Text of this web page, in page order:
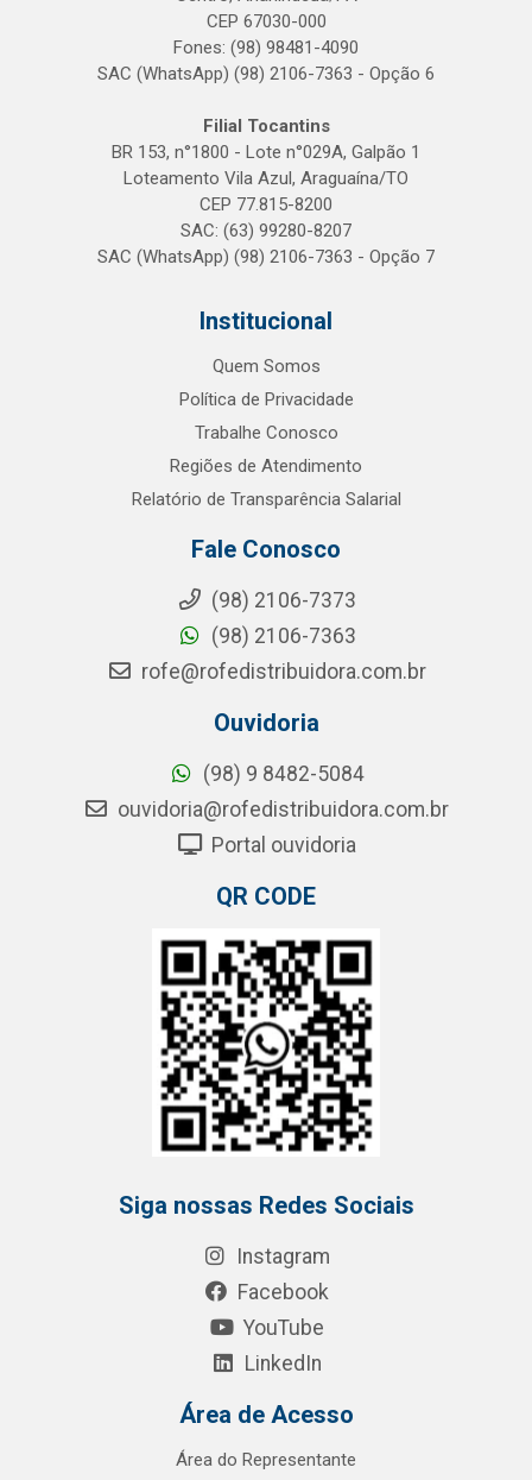
CEP 67030-000
Fones: (98) 98481-4090
SAC (WhatsApp) (98) 2106-7363 - Opção 6
Filial Tocantins
BR 153, n°1800 - Lote n°029A, Galpão 1
Loteamento Vila Azul, Araguaína/TO
CEP 77.815-8200
SAC: (63) 99280-8207
SAC (WhatsApp) (98) 2106-7363 - Opção 7
Institucional
Quem Somos
Política de Privacidade
Trabalhe Conosco
Regiões de Atendimento
Relatório de Transparência Salarial
Fale Conosco
(98) 2106-7373
(98) 2106-7363
rofe@rofedistribuidora.com.br
Ouvidoria
(98) 9 8482-5084
ouvidoria@rofedistribuidora.com.br
Portal ouvidoria
QR CODE
Siga nossas Redes Sociais
Instagram
Facebook
YouTube
LinkedIn
Área de Acesso
Área do Representante